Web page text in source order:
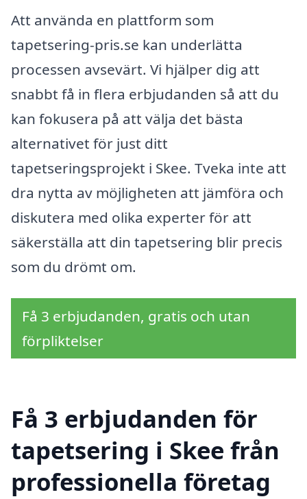
Att använda en plattform som
tapetsering-pris.se kan underlätta
processen avsevärt. Vi hjälper dig att
snabbt få in flera erbjudanden så att du
kan fokusera på att välja det bästa
alternativet för just ditt
tapetseringsprojekt i Skee. Tveka inte att
dra nytta av möjligheten att jämföra och
diskutera med olika experter för att
säkerställa att din tapetsering blir precis
som du drömt om.
Få 3 erbjudanden, gratis och utan
förpliktelser
Få 3 erbjudanden för
tapetsering i Skee från
professionella företag